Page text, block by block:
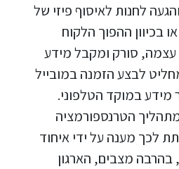
לחנות לאיסוף פיזי של
בכיוון ההפוך הלקוח
עצמה, סורק ומקבל מידע
לבצע הזמנה במובייל
מידע במוקד הטלפוני.
הטרנספורמציה
לכך מענה על ידי איחוד
בהרבה מצבים, הארגון